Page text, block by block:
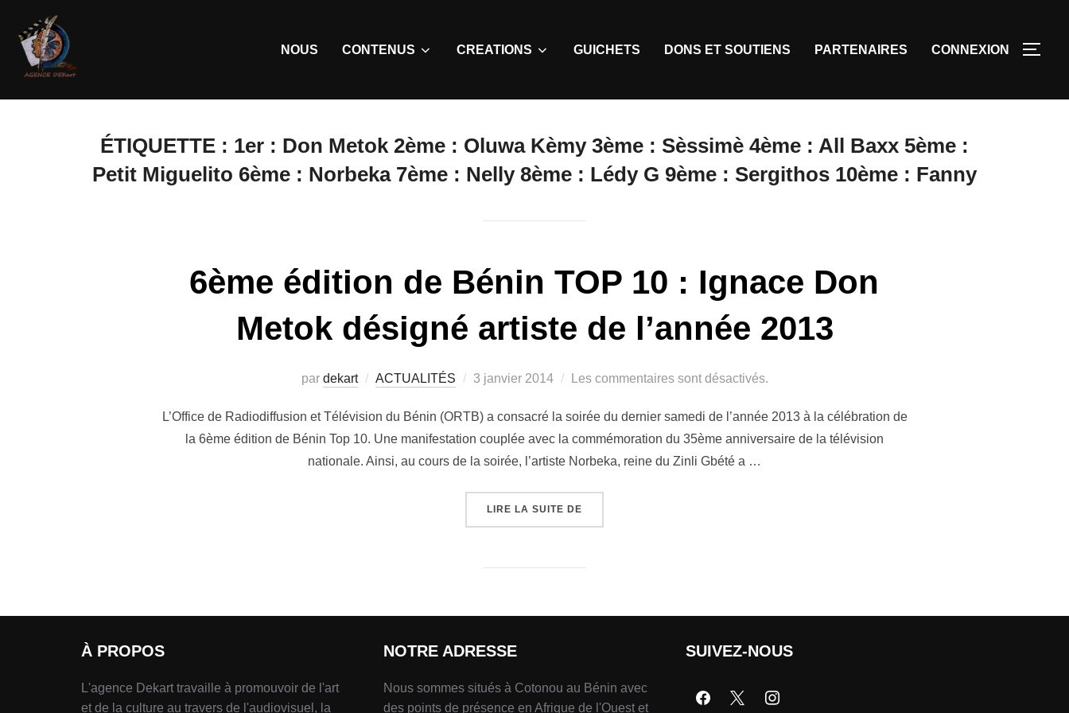
NOUS CONTENUS CREATIONS GUICHETS DONS ET SOUTIENS PARTENAIRES CONNEXION
ÉTIQUETTE : 1er : Don Metok 2ème : Oluwa Kèmy 3ème : Sèssimè 4ème : All Baxx 5ème :
Petit Miguelito 6ème : Norbeka 7ème : Nelly 8ème : Lédy G 9ème : Sergithos 10ème : Fanny
6ème édition de Bénin TOP 10 : Ignace Don
Metok désigné artiste de l’année 2013
par dekart ACTUALITÉS 3 janvier 2014 Les commentaires sont désactivés.
L’Office de Radiodiffusion et Télévision du Bénin (ORTB) a consacré la soirée du dernier samedi de l’année 2013 à la célébration de
la 6ème édition de Bénin Top 10. Une manifestation couplée avec la commémoration du 35ème anniversaire de la télévision
nationale. Ainsi, au cours de la soirée, l’artiste Norbeka, reine du Zinli Gbété a …
LIRE LA SUITE DE
À PROPOS
L'agence Dekart travaille à promouvoir de l'art
et de la culture au travers de l'audiovisuel, la
NOTRE ADRESSE
Nous sommes situés à Cotonou au Bénin avec
des points de présence en Afrique de l'Ouest et
SUIVEZ-NOUS